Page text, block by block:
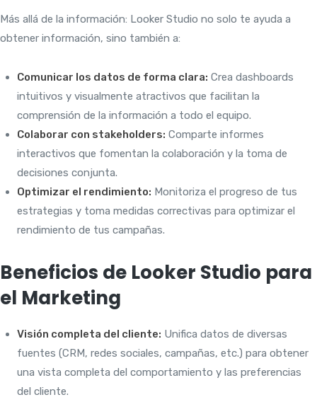
Más allá de la información: Looker Studio no solo te ayuda a
obtener información, sino también a:
Comunicar los datos de forma clara: Crea dashboards
intuitivos y visualmente atractivos que facilitan la
comprensión de la información a todo el equipo.
Colaborar con stakeholders: Comparte informes
interactivos que fomentan la colaboración y la toma de
decisiones conjunta.
Optimizar el rendimiento: Monitoriza el progreso de tus
estrategias y toma medidas correctivas para optimizar el
rendimiento de tus campañas.
Beneficios de Looker Studio para
el Marketing
Visión completa del cliente: Unifica datos de diversas
fuentes (CRM, redes sociales, campañas, etc.) para obtener
una vista completa del comportamiento y las preferencias
del cliente.